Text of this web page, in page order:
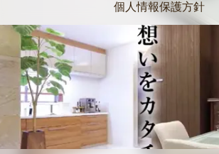
個人情報保護方針